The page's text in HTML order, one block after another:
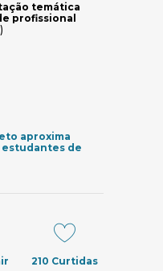
temática
profissional
aproxima
estudantes de
210 Curtidas